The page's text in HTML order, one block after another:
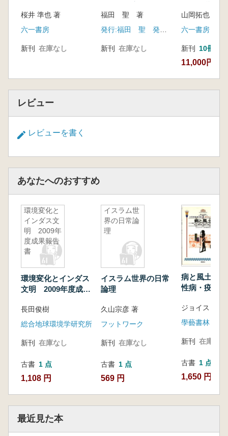
第2章 土器の基礎的理解および分類と編年の
研究史
第2節 エジプトの粘土
第4節 土器編年の研究史
第5節 土器の編年的枠組み
第3章 土器製作技術の先行研究と課題
第3節 成形・調整
第1節 遺跡の立地と古環境
第2節 調査略史
第4節 HK11C Square B4-5土器焼成遺構の
調査概要
第5節 小結
第5章 胎土分析からみた技術(粘土採取・素地
づくり・焼成温度)
第1節 分析資料
第2節 分析方法と手順
第3節 胎土分析
第4節 土器製作技術の考察
第5節 小結
第1節 分析資料
第3節 スサ混粗製壺型土器の焼成方法
第4節 小結
第7章 製作技術と生産形態
第1節 技術連鎖とその変遷
第2節 専業化からみた生産形態
第3節 小結
桜井 準也 著
六一書房
新刊 在庫なし
福田 聖 著
発行:福田 聖 発売:六一書房
新刊 在庫なし
の展望
山岡拓也 著
六一書房
新刊 10冊以上
11,000円
レビュー
レビューを書く
あなたへのおすすめ
環境変化と
インダス文
明 2009年
度成果報告
書
環境変化とインダス
文明 2009年度成果
長田俊樹
総合地球環境学研究所
新刊 在庫なし
古書 1 点
1,108 円
イスラム世
界の日常論
理
イスラム世界の日常
論理
久山宗彦 著
フットワーク
新刊 在庫なし
古書 1 点
569 円
病と風土 古
性病・疫病
學藝書林
新刊 在庫なし
古書 1 点
1,650 円
最近見た本